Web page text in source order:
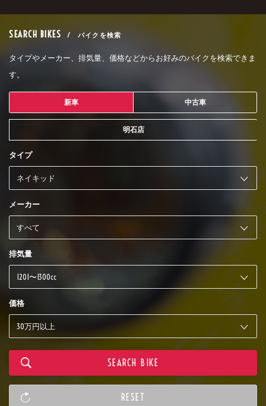
SEARCH BIKES / バイクを検索
タイプやメーカー、排気量、価格などからお好みのバイクを検索できま
す。
新車 中古車
明石店
タイプ
メーカー
排気量
価格